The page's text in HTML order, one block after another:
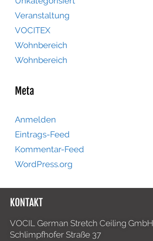
Veranstaltung
VOCITEX
Wohnbereich
Wohnbereich
Meta
Anmelden
Eintrags-Feed
Kommentar-Feed
WordPress.org
KONTAKT
VOCIL German Stretch Ceiling GmbH
Schlimpfhofer Straße 37